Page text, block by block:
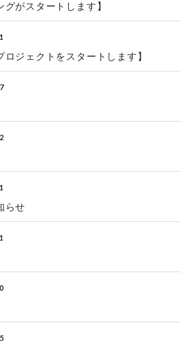
グがスタートします】
ロジェクトをスタートします】
らせ